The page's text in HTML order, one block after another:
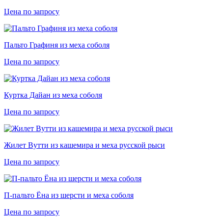
Цена по запросу
Пальто Графиня из меха соболя
Цена по запросу
Куртка Дайан из меха соболя
Цена по запросу
Жилет Вутти из кашемира и меха русской рыси
Цена по запросу
П-пальто Ёна из шерсти и меха соболя
Цена по запросу